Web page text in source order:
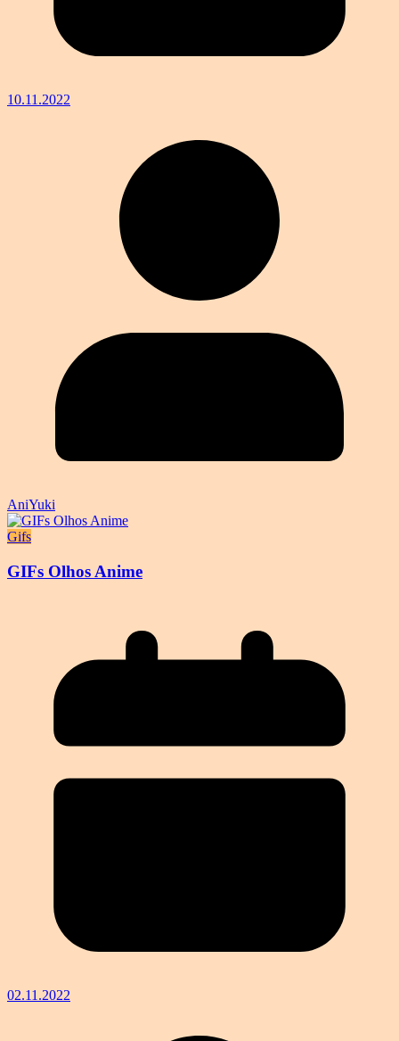
10.11.2022
AniYuki
Gifs
GIFs Olhos Anime
02.11.2022